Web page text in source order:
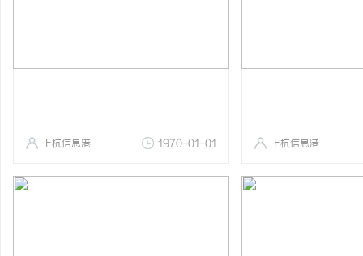
上杭信息港 1970-01-01 上杭信息港